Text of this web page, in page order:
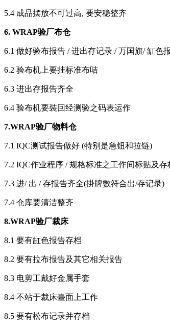
5.4 成品摆放不可过高, 要安稳整齐
6. WRAP验厂布仓
6.1 做好验布报告 / 进出存记录 / 万国旗/ 缸色
6.2 验布机上要挂标准布咭
6.3 进出存报告齐全
6.4 验布机要裝回经测验之码表运作
7.WRAP验厂物料仓
7.1 IQC测试报告做好 (特别是急钮和拉链)
7.2 IQC作业程序 / 规格标准之工作间标贴及存
7.3 进/ 出 / 存报告齐全(掛牌數符合出/存记录)
7.4 仓库要清洁整齐
8.WRAP验厂裁床
8.1 要有缸色报告存档
8.2 要有拉布报告及其它相关报告
8.3 电剪工戴好金属手套
8.4 不站于裁床臺面上工作
8.5 要有松布记录并存档